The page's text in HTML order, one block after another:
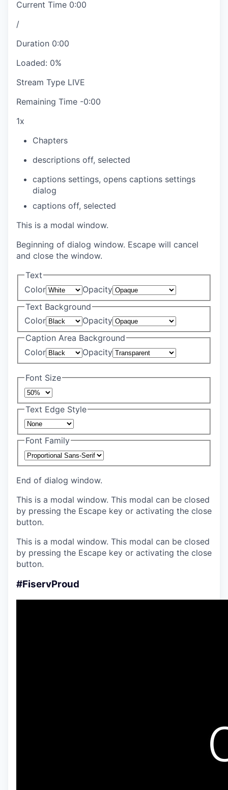
Current Time 0:00
/
Duration 0:00
Loaded: 0%
Stream Type LIVE
Remaining Time -0:00
1x
Chapters
descriptions off, selected
captions settings, opens captions settings
dialog
captions off, selected
This is a modal window.
Beginning of dialog window. Escape will cancel
and close the window.
Text
Color
Opacity
Text Background
Color
Opacity
Caption Area Background
Color
Opacity
Font Size
Text Edge Style
Font Family
End of dialog window.
This is a modal window. This modal can be closed
by pressing the Escape key or activating the close
button.
This is a modal window. This modal can be closed
by pressing the Escape key or activating the close
button.
#FiservProud